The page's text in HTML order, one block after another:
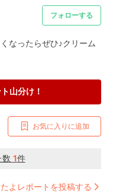
フォローする
なったらぜひ♪クリーム
山分け！
お気に入りに追加
数 1件
よレポートを投稿する